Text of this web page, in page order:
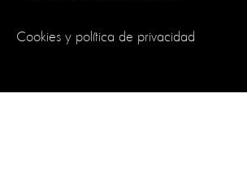
Cookies y política de privacidad